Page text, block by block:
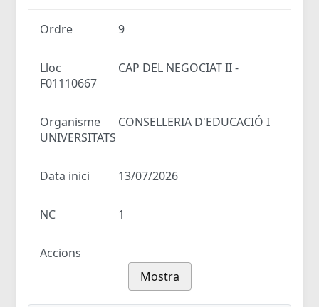
Ordre 9
Lloc
CAP DEL NEGOCIAT II -
F01110667
Organisme
CONSELLERIA D'EDUCACIÓ I
UNIVERSITATS
Data inici 13/07/2026
NC 1
Accions
Mostra